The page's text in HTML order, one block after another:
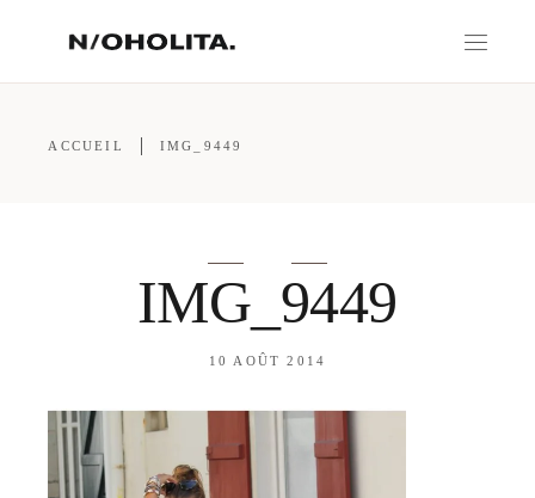
ACCUEIL IMG_9449
IMG_9449
10 AOÛT 2014